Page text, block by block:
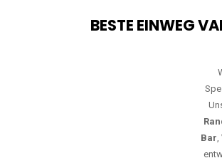
BESTE EINWEG
Bar,